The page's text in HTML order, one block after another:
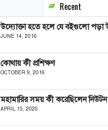
Recent
উদ্যোক্তা হতে হলে যে বইগুলো পড়া
JUNE 14, 2016
কোথায় কী প্রশিক্ষণ
OCTOBER 9, 2016
মহামারির সময় কী করেছিলেন
APRIL 13, 2020